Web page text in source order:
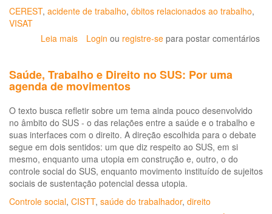
CEREST, acidente de trabalho, óbitos relacionados ao trabalho,
VISAT
Leia mais sobre
Conversa
-
de
Óbito
por
Causa
Externa
Relacionada
ao
Trabalho
Login ou registre-se para postar comentários
Saúde, Trabalho e Direito no SUS: Por uma
agenda de movimentos
O texto busca refletir sobre um tema ainda pouco desenvolvido
no âmbito do SUS - o das relações entre a saúde e o trabalho e
suas interfaces com o direito. A direção escolhida para o debate
segue em dois sentidos: um que diz respeito ao SUS, em si
mesmo, enquanto uma utopia em construção e, outro, o do
controle social do SUS, enquanto movimento instituído de sujeitos
sociais de sustentação potencial dessa utopia.
Controle social, CISTT, saúde do trabalhador, direito